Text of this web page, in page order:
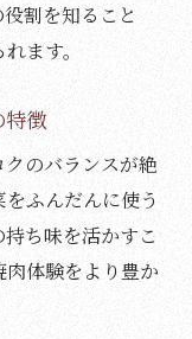
割を知ること
ます。
特徴
のバランスが絶
ふんだんに使う
ち味を活かすこ
体験をより豊か